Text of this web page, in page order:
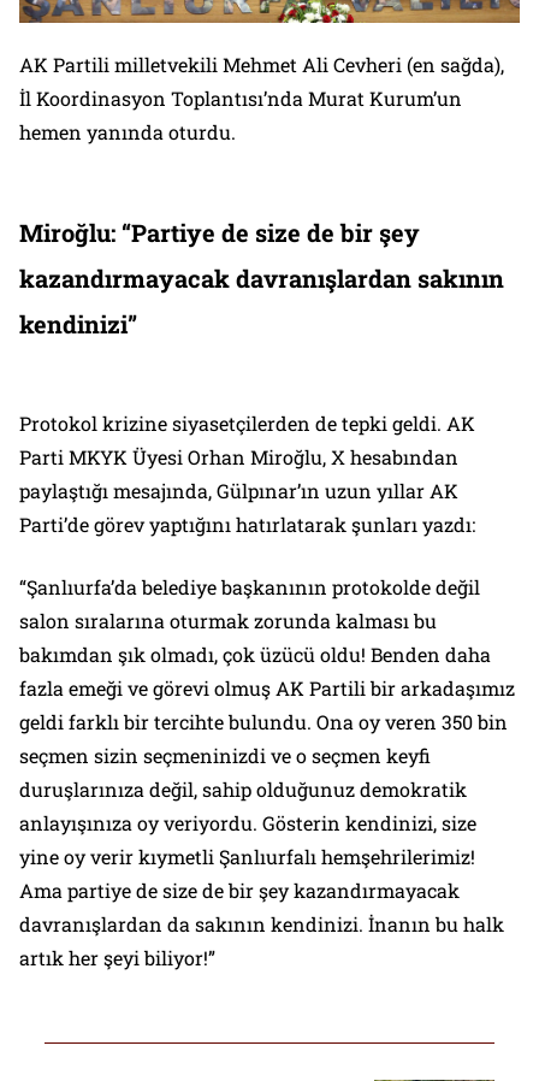
AK Partili milletvekili Mehmet Ali Cevheri (en sağda),
İl Koordinasyon Toplantısı’nda Murat Kurum’un
hemen yanında oturdu.
Miroğlu: “Partiye de size de bir şey
kazandırmayacak davranışlardan sakının
kendinizi”
Protokol krizine siyasetçilerden de tepki geldi. AK
Parti MKYK Üyesi Orhan Miroğlu, X hesabından
paylaştığı mesajında, Gülpınar’ın uzun yıllar AK
Parti’de görev yaptığını hatırlatarak şunları yazdı:
“Şanlıurfa’da belediye başkanının protokolde değil
salon sıralarına oturmak zorunda kalması bu
bakımdan şık olmadı, çok üzücü oldu! Benden daha
fazla emeği ve görevi olmuş AK Partili bir arkadaşımız
geldi farklı bir tercihte bulundu. Ona oy veren 350 bin
seçmen sizin seçmeninizdi ve o seçmen keyfi
duruşlarınıza değil, sahip olduğunuz demokratik
anlayışınıza oy veriyordu. Gösterin kendinizi, size
yine oy verir kıymetli Şanlıurfalı hemşehrilerimiz!
Ama partiye de size de bir şey kazandırmayacak
davranışlardan da sakının kendinizi. İnanın bu halk
artık her şeyi biliyor!”